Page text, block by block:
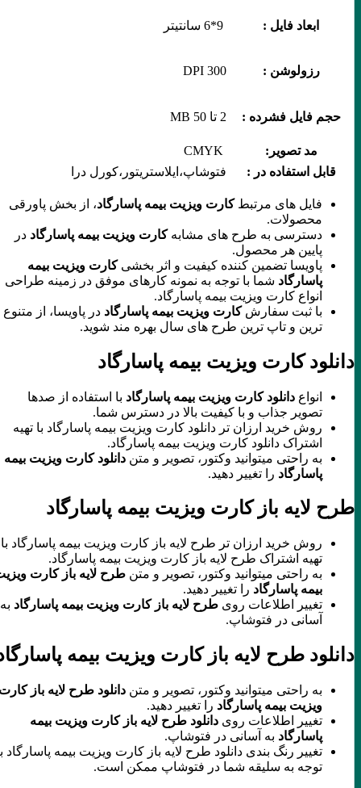
ابعاد فایل :
رزولوشن : 300 DPI
حجم فایل فشرده :
مد تصویر:
قابل استفاده در :
فتوشاپ،ایلاستریتور،کورل درا
فایل های مرتبطکارت ویزیت بیمه پاسارگاد، از بخش پاورقی
محصولات.
دسترسی به طرح های مشابهکارت ویزیت بیمه پاسارگاددر
پایین هر محصول.
پاویسا تضمین کننده کیفیت و اثر بخشی کارت ویزیت بیمه
پاسارگادشما با توجه به نمونه کارهای موفق در زمینه طراحی
انواع کارت ویزیت بیمه پاسارگاد.
با ثبت سفارش کارت ویزیت بیمه پاسارگاددر پاویسا، از متنوع
ترین و تاپ ترین طرح های سال بهره مند شوید.
دانلود کارت ویزیت بیمه پاسارگاد
انواعدانلود کارت ویزیت بیمه پاسارگادبا استفاده از صدها
تصویر جذاب و با کیفیت بالا در دسترس شما.
روش خرید ارزان تر دانلود کارت ویزیت بیمه پاسارگاد با تهیه
اشتراک دانلود کارت ویزیت بیمه پاسارگاد.
به راحتی میتوانید وکتور، تصویر و متندانلود کارت ویزیت بیمه
پاسارگادرا تغییر دهید.
طرح لایه باز کارت ویزیت بیمه پاسارگاد
روش خرید ارزان تر طرح لایه باز کارت ویزیت بیمه پاسارگاد با
تهیه اشتراک طرح لایه باز کارت ویزیت بیمه پاسارگاد.
به راحتی میتوانید وکتور، تصویر و متنطرح لایه باز کارت ویزیت
بیمه پاسارگادرا تغییر دهید.
تغییر اطلاعات رویطرح لایه باز کارت ویزیت بیمه پاسارگادبه
آسانی در فتوشاپ.
دانلود طرح لایه باز کارت ویزیت بیمه پاسارگاد
به راحتی میتوانید وکتور، تصویر و متندانلود طرح لایه باز کارت
ویزیت بیمه پاسارگادرا تغییر دهید.
تغییر اطلاعات رویدانلود طرح لایه باز کارت ویزیت بیمه
پاسارگادبه آسانی در فتوشاپ.
تغییر رنگ بندی دانلود طرح لایه باز کارت ویزیت بیمه پاسارگاد با
توجه به سلیقه شما در فتوشاپ ممکن است.